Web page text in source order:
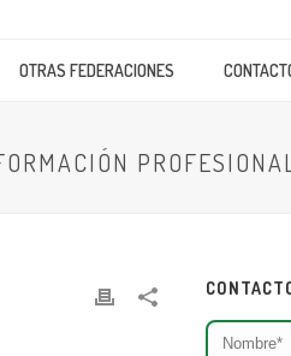
OTRAS FEDERACIONES